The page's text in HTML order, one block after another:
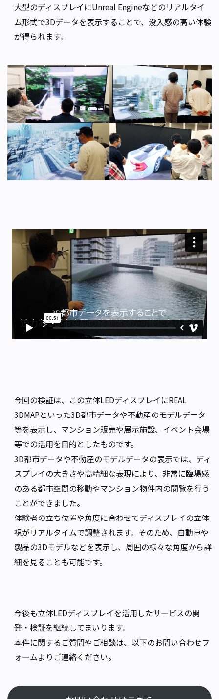
大型のディスプレイにUnreal Engineなどのリアルタイ
ム形式で3Dデータを表示することで、没入感の高い体験
が得られます。
今回の検証は、この立体LEDディスプレイにREAL
3DMAPといった3D都市データや不動産のモデルデータ
等を表示し、マンション販売や展示施設、イベント会場
等での活用を目的としたものです。
3D都市データや不動産のモデルデータの表示では、ディ
スプレイの大きさや高精細な表現により、非常に臨場感
のある都市空間の移動やマンション物件内の閲覧を行う
ことができました。
体験者の立ち位置や角度に合わせてディスプレイの立体
視がリアルタイムで調整されます。そのため、自動車や
製品の3Dモデルなどを表示し、周囲の様々な角度から詳
細を見ることも可能です。
今後も立体LEDディスプレイを活用したサービスの開
発・検証を継続してまいります。
本件に関するご質問やご相談は、以下のお問い合わせフ
ォームよりご連絡ください。